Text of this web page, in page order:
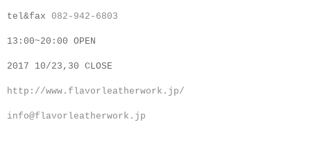
tel&fax 082-942-6803
13:00~20:00 OPEN
2017 10/23,30 CLOSE
http://www.flavorleatherwork.jp/
info@flavorleatherwork.jp